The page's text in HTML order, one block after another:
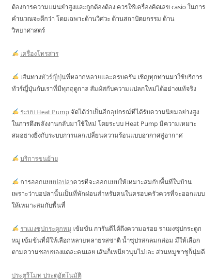
ต้องการความแม่นยำสูงและถูกต้องต้อง ควรใช้เครื่องคิดเลข casio ในการ
คำนวณจะดีกว่า โดยเฉพาะด้านวิศวะ ด้านสถาปัตยกรรม ด้าน
วิทยาศาสตร์
เครื่องโทรสาร
เส้นทางทัวร์ญี่ปุ่นที่หลากหลายและครบครัน เชิญทุกท่านมาใช้บริการ
ทัวร์ญี่ปุ่นกับเราที่มีทุกฤดูกาล สัมผัสกับความแปลกใหม่ได้อย่างแท้จริง
ระบบ Heat Pumpจัดได้ว่าเป็นอีกอุปกรณ์ที่ได้รับความนิยมอย่างสูง
ในการดึงพลังงานกลับมาใช้ใหม่ โดยระบบ Heat Pump มีความเหมาะ
สมอย่างยิ่งกับระบบการแลกเปลี่ยนความร้อนแบบอากาศสู่อากาศ
บริการขนย้าย
การออกแบบบ่อปลาควรที่จะออกแบบให้เหมาะสมกับพื้นที่ในบ้าน
เพราะว่าบ่อปลานั้นเป็นที่พักผ่อนสำหรับคนในครอบครัวควรที่จะออกแบบ
ให้เหมาะสมกับพื้นที่
ราเมงซุปกระดูกหมู เข้มข้น การันตีได้ถึงความอร่อย ราเมงซุปกระดูก
หมู เข้มข้นที่มีให้เลือกหลายหลายรสชาติ น้ำซุปรสกลมกล่อม มีให้เลือก
ตามความชอบของแต่ละคนเลย เส้นก็เหนียวนุ่มไม่เละ ส่วนหมูชาชูก็นุ่มดี
ประตูรีโมท ประตูอัตโนมัติ